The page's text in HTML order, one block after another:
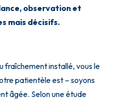
observation et
mais décisifs.
fraîchement installé, vous le
patientèle est – soyons
âgée. Selon une étude